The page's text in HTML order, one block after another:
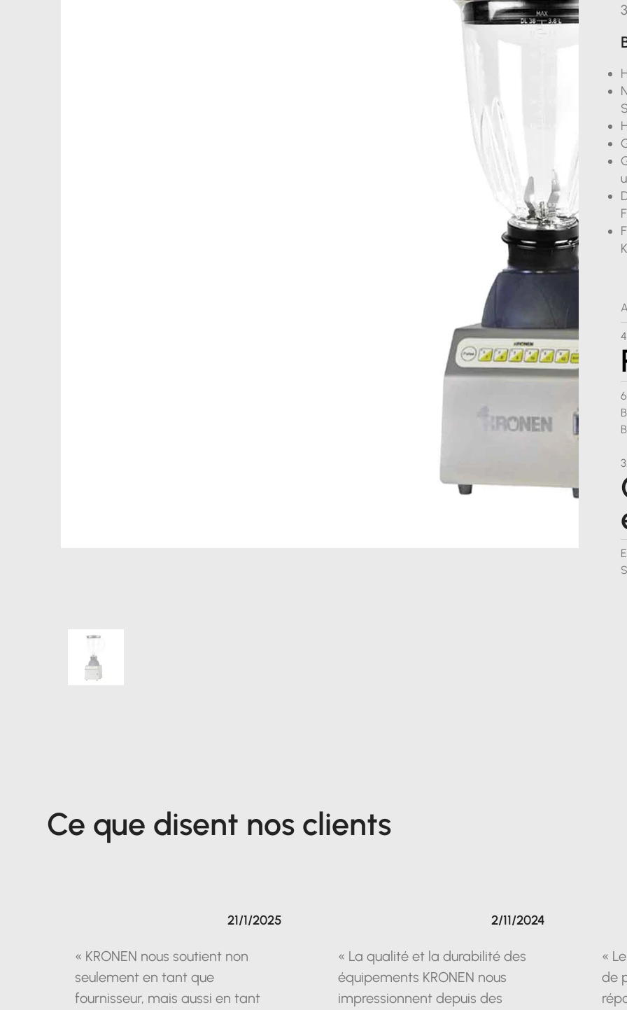
Ce que disent nos clients
« KRONEN nous soutient non
seulement en tant que
fournisseur, mais aussi en tant
21/1/2025
« La qualité et la durabilité des
équipements KRONEN nous
impressionnent depuis des
2/11/2024
«
de